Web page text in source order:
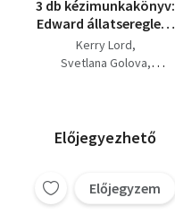
3 db kézimunkakönyv:
Edward ​állatsereglete
- 40 állatfigura
horgolásmintája -
9 tervező, 23 horgolt
figura + Horgolt
játékok - Amigurumi
minták interaktív
Kerry Lord
Svetlana Golova
Előjegyezhető
Előjegyzem